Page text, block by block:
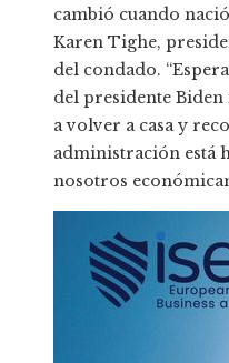
cambió cuando
Karen Tighe,
del condado.
del presidente
a volver a casa y
administración está
nosotros